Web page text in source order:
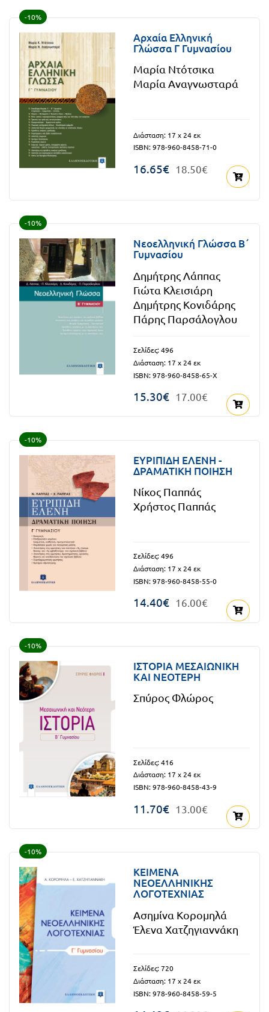
FUN!
Παιδικό
βιβλίο
Χάρτες
Πανεπιστημιακά
Ορθόδοξα
χριστιανικά
Ξένες
γλώσσες
Α.Σ.Ε.Π.
Θεματικά
Ημερολόγια
Βιβλία
Δραστηριοτήτων
Εκπαίδευση
ενηλίκων –
Διά Βίου
Μάθηση
Βιβλιοθήκη
του
εκπαιδευτικού
Πανελλήνιοι
Μαθητικοί
Διαγωνισμοί
Παιχνίδια
Τάξη
Γ΄
Τάξη
Δ΄
Τάξη
Ε΄
Γυμνάσιο
Α΄
Τάξη
Β΄
Τάξη
Τάξη
Α΄
Τάξη
Τάξη
Γ΄
Τάξη
Ε.ΠΑΛ.
Για
το
λύκειο
-10%
Αρχαία Ελληνική
Γλώσσα Γ Γυμνασίου
Μαρία Ντότσικα
Μαρία Αναγνωσταρά
Διάσταση: 17 x 24 εκ
ISBN: 978-960-8458-71-0
16.65€ 18.50€
-10%
Νεοελληνική Γλώσσα Β΄
Γυμνασίου
Δημήτρης Λάππας
Γιώτα Κλεισιάρη
Δημήτρης Κονιδάρης
Πάρης Παρσάλογλου
Σελίδες: 496
Διάσταση: 17 x 24 εκ
ISBN: 978-960-8458-65-Χ
15.30€ 17.00€
-10%
ΕΥΡΙΠΙΔΗ ΕΛΕΝΗ -
ΔΡΑΜΑΤΙΚΗ ΠΟΙΗΣΗ
Νίκος Παππάς
Χρήστος Παππάς
Σελίδες: 496
Διάσταση: 17 x 24 εκ
ISBN: 978-960-8458-55-0
14.40€ 16.00€
-10%
ΙΣΤΟΡΙΑ ΜΕΣΑΙΩΝΙΚΗ
ΚΑΙ ΝΕΟΤΕΡΗ
Σπύρος Φλώρος
Σελίδες: 416
Διάσταση: 17 x 24 εκ
ISBN: 978-960-8458-43-9
11.70€ 13.00€
-10%
ΚΕΙΜΕΝΑ
ΝΕΟΕΛΛΗΝΙΚΗΣ
ΛΟΓΟΤΕΧΝΙΑΣ
Ασημίνα Κορομηλά
Έλενα Χατζηγιαννάκη
Σελίδες: 720
Διάσταση: 17 x 24 εκ
ISBN: 978-960-8458-59-5